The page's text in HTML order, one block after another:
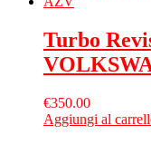
Turbo
€350.00
Aggiungi al